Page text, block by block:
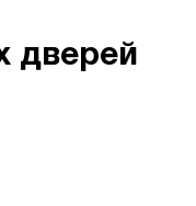
дверей